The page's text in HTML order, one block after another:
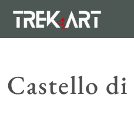
contenuto
Castello